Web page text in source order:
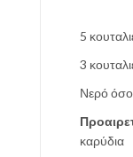
5
3
Νερό όσο
καρύδια